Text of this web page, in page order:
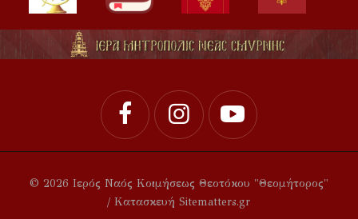
© 2026 Ιερός Ναός Κοιμήσεως Θεοτόκου "Θεομήτορος"
/ Κατασκευή Sitematters.gr